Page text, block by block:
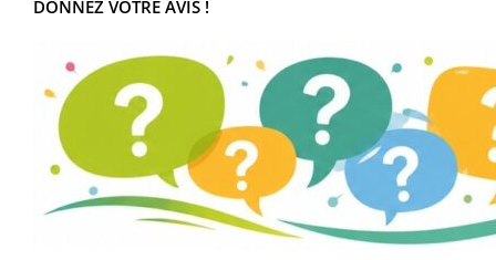
DONNEZ VOTRE AVIS !